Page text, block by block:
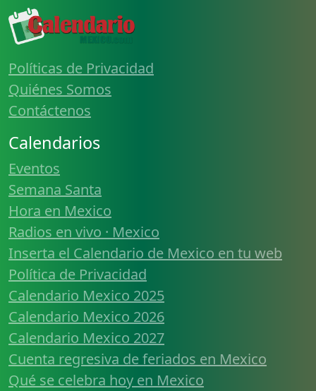
Políticas de Privacidad
Quiénes Somos
Contáctenos
Calendarios
Eventos
Semana Santa
Hora en Mexico
Radios en vivo · Mexico
Inserta el Calendario de Mexico en tu web
Política de Privacidad
Calendario Mexico 2025
Calendario Mexico 2026
Calendario Mexico 2027
Cuenta regresiva de feriados en Mexico
Qué se celebra hoy en Mexico